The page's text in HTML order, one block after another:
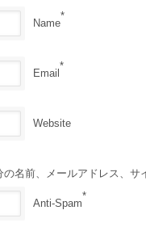
Name
*
Email
*
Website
名前、メールアドレス、サ
Anti-Spam
*